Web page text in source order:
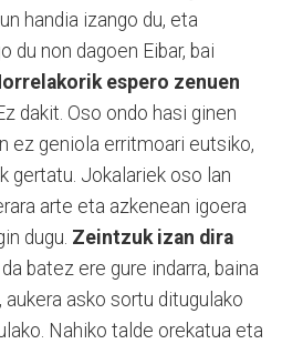
handia izango du, eta
du non dagoen Eibar, bai
espero zenuen
dakit. Oso ondo hasi ginen
ez geniola erritmoari eutsiko,
gertatu. Jokalariek oso lan
arte eta azkenean igoera
dugu. Zeintzuk izan dira
batez ere gure indarra, baina
aukera asko sortu ditugulako
Nahiko talde orekatua eta